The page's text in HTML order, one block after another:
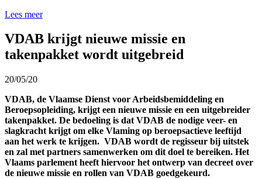
Lees meer
VDAB krijgt nieuwe missie en
takenpakket wordt uitgebreid
20/05/20
VDAB, de Vlaamse Dienst voor Arbeidsbemiddeling en
Beroepsopleiding, krijgt een nieuwe missie en een uitgebreider
takenpakket. De bedoeling is dat VDAB de nodige veer- en
slagkracht krijgt om elke Vlaming op beroepsactieve leeftijd
aan het werk te krijgen. VDAB wordt de regisseur bij uitstek
en zal met partners samenwerken om dit doel te bereiken. Het
Vlaams parlement heeft hiervoor het ontwerp van decreet over
de nieuwe missie en rollen van VDAB goedgekeurd.